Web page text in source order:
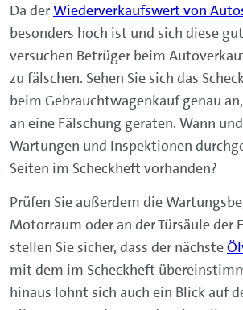
Da derWiederverkaufswert von
besonders hoch ist und sich diese
versuchen Betrüger beim
zu fälschen. Sehen Sie sich das
beim Gebrauchtwagenkauf genau
an eine Fälschung geraten. Wann
Wartungen und Inspektionen
Seiten im Scheckheft vorhanden?
Prüfen Sie außerdem die
Motorraum oder an der Türsäule der
stellen Sie sicher, dass der nächste
mit dem im Scheckheft
hinaus lohnt sich auch ein Blick auf